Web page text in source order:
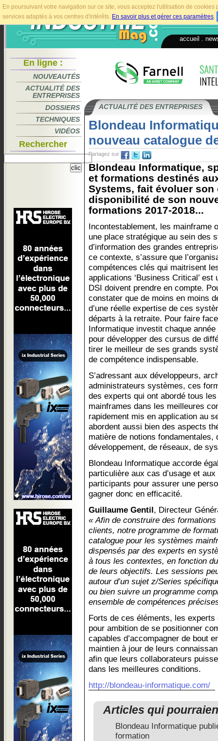
En poursuivant votre navigation sur ce site, vous acceptez l'utilisation de
services adaptés à vos centres d'intérêts. En savoir plus et gérer ces paramètres.
accueil
En ligne :
NOUVEAUTÉS
ACTUALITÉ DES
ENTREPRISES
DOSSIERS
TECHNIQUES
VIDÉOS
Rechercher
ACTUALITÉ DES ENTREPRISES
Blondeau
nouveau catalogue
Partagez sur
Blondeau Informatique,
et formations destinés
Systems, fait évoluer son
disponibilité de son
formations 2017-2018...
Incontestablement, les mainframe
une place stratégique au sein des
d’information des grandes
ce contexte, s’assure que
compétences clés qui maitrisent
applications ‘Business Critical’
DSI doivent prendre en compte.
constater que de moins en moins
d’une réelle expertise de ces
départs à la retraite. Pour faire
Informatique investit chaque
pour développer des cursus de
tirer le meilleur de ses grands
de compétence indispensable.
S’adressant aux développeurs,
administrateurs systèmes, ces
des experts qui ont abordé tous
mainframes dans les meilleures
rapidement mis en application au
abordent aussi bien des aspects
matière de notions
développement, de réseaux, de
Blondeau Informatique accorde
particulière aux cas d’usage et
participants pour assurer une
gagner donc en efficacité.
Guillaume Gentil, Directeur
« Afin de construire des
clients, notre programme de
catalogue pour les systèmes
dispensés par des experts en
à tous les contextes, en fonction
de leurs objectifs. Les sessions
autour d’un sujet z/Series
ou bien suivre un programme
ensemble de compétences
Forts de ces éléments, les
pour ambition de se positionner
capables d’accompagner de bout
maintien à jour de leurs
afin que leurs collaborateurs
dans les meilleures conditions.
http://blondeau-informatique.com/
Articles qui
Blondeau Informatique
formation